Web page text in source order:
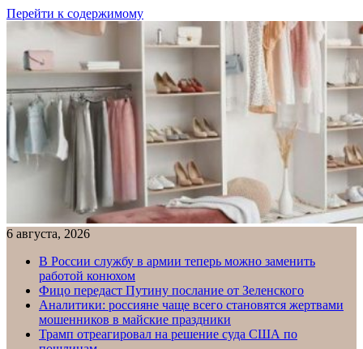
Перейти к содержимому
6 августа, 2026
В России службу в армии теперь можно заменить
работой конюхом
Фицо передаст Путину послание от Зеленского
Аналитики: россияне чаще всего становятся жертвами
мошенников в майские праздники
Трамп отреагировал на решение суда США по